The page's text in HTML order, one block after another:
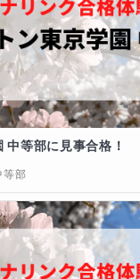
中等部に見事合格！
等部